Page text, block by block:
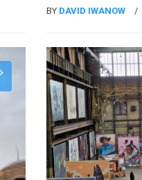
BY DAVID IWANOW